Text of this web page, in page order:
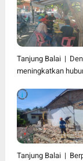
Tanjung Balai |
meningkatkan
Tanjung Balai |